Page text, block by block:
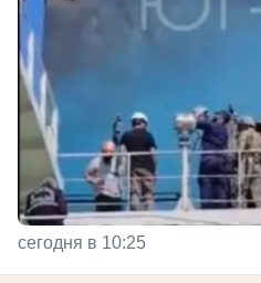
сегодня в 10:25